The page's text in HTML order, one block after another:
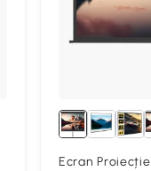
Ecran